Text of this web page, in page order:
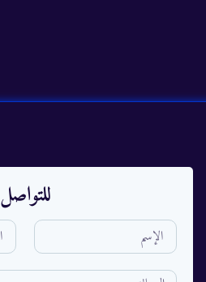
للتواصل